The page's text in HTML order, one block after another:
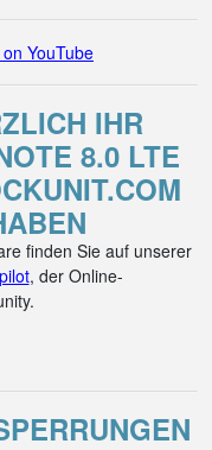
YouTube
IHR
8.0 LTE
finden Sie auf unserer
, der Online-